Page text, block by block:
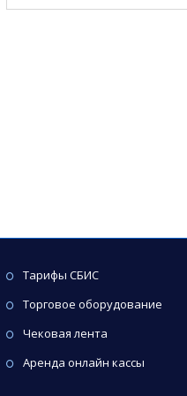
Тарифы СБИС
Торговое оборудование
Чековая лента
Аренда онлайн кассы